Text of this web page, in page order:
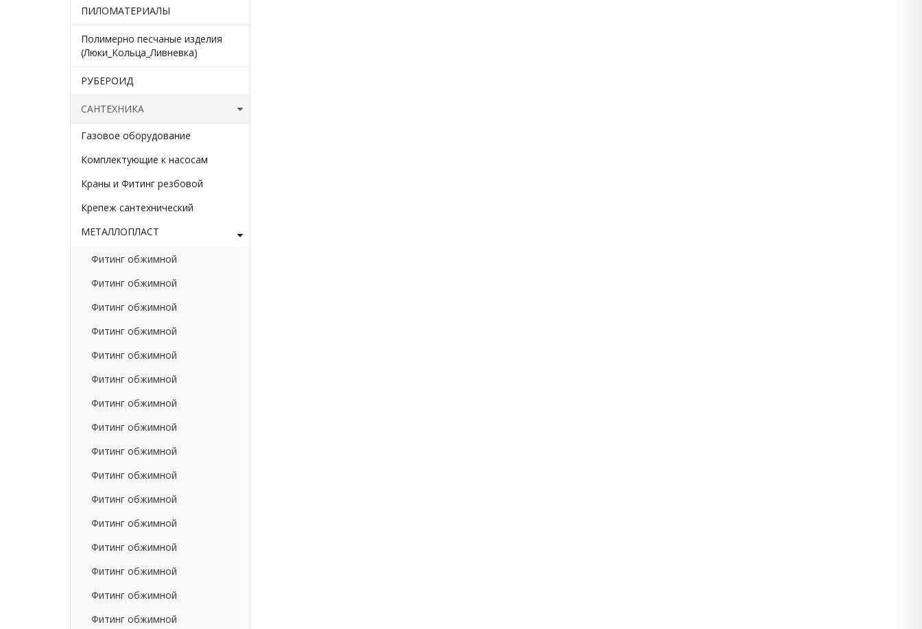
ПИЛОМАТЕРИАЛЫ
Полимерно песчаные изделия
(Люки_Кольца_Ливневка)
РУБЕРОИД
САНТЕХНИКА
Газовое оборудование
Комплектующие к насосам
Краны и Фитинг резбовой
Крепеж сантехнический
МЕТАЛЛОПЛАСТ
Фитинг обжимной
Фитинг обжимной
Фитинг обжимной
Фитинг обжимной
Фитинг обжимной
Фитинг обжимной
Фитинг обжимной
Фитинг обжимной
Фитинг обжимной
Фитинг обжимной
Фитинг обжимной
Фитинг обжимной
Фитинг обжимной
Фитинг обжимной
Фитинг обжимной
Фитинг обжимной